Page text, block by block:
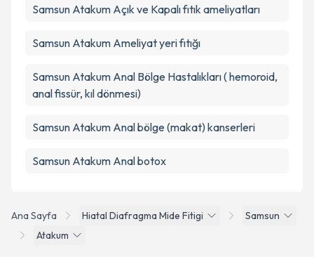
Ana Sayfa Hiatal Diafragma Mide Fitigi
Samsun
Atakum
Samsun Atakum Açık ve Kapalı fıtık ameliyatları
Samsun Atakum Ameliyat yeri fıtığı
Samsun Atakum Anal Bölge Hastalıkları ( hemoroid,
anal fissür, kıl dönmesi)
Samsun Atakum Anal bölge (makat) kanserleri
Samsun Atakum Anal botox